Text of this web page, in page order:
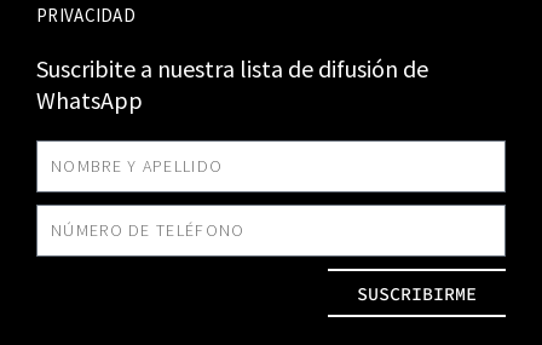
PRIVACIDAD
Suscribite a nuestra lista de difusión de
WhatsApp
SUSCRIBIRME